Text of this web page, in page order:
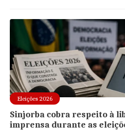
Eleições 2026
Sinjorba cobra respeito à
imprensa durante as